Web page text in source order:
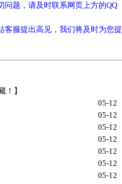
题，请及时联系网页上方的QQ
客服提出高见，我们将及时为您提
！】
05-12
05-12
05-12
05-12
05-12
05-12
05-12